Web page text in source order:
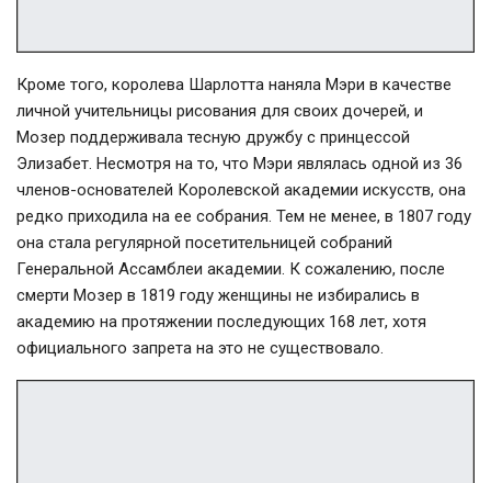
Кроме того, королева Шарлотта наняла Мэри в качестве
личной учительницы рисования для своих дочерей, и
Мозер поддерживала тесную дружбу с принцессой
Элизабет. Несмотря на то, что Мэри являлась одной из 36
членов-основателей Королевской академии искусств, она
редко приходила на ее собрания. Тем не менее, в 1807 году
она стала регулярной посетительницей собраний
Генеральной Ассамблеи академии. К сожалению, после
смерти Мозер в 1819 году женщины не избирались в
академию на протяжении последующих 168 лет, хотя
официального запрета на это не существовало.